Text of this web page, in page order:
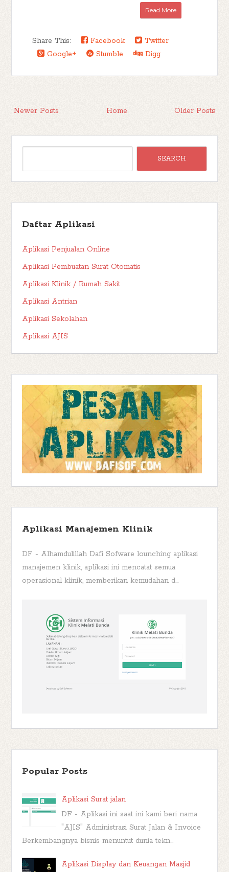
Read More
Share This: Facebook
Twitter
Google+
Stumble Digg
Newer Posts Older Posts
Home
Daftar Aplikasi
Aplikasi Penjualan Online
Aplikasi Pembuatan Surat Otomatis
Aplikasi Klinik / Rumah Sakit
Aplikasi Antrian
Aplikasi Sekolahan
Aplikasi AJIS
Aplikasi Manajemen Klinik
DF - Alhamdulillah Dafi Sofware lounching aplikasi
manajemen klinik, aplikasi ini mencatat semua
operasional klinik, memberikan kemudahan d...
Popular Posts
Aplikasi Surat jalan
DF - Aplikasi ini saat ini kami beri nama
"AJIS" Administrasi Surat Jalan & Invoice
Berkembangnya bisnis menuntut dunia tekn...
Aplikasi Display dan Keuangan Masjid